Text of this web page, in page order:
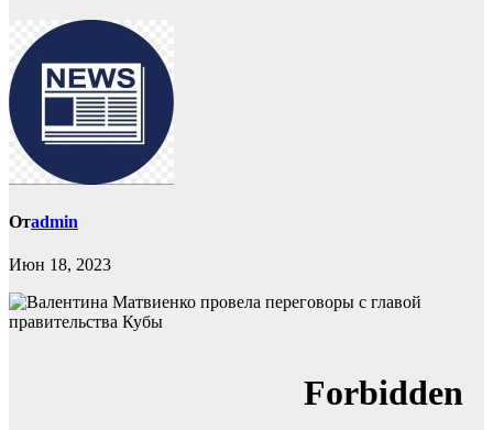
Отadmin
Июн 18, 2023